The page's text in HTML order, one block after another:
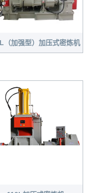
（加强型）加压式密炼机